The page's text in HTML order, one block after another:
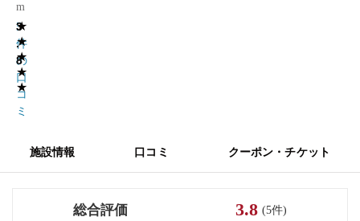
m
★
★
★
★
★
3
.
8
5
件
の
口
コ
ミ
施設情報 口コミ クーポン・チケット
総合評価 3.8 (5件)